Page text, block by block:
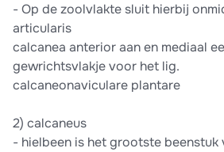
- Op de zoolvlakte sluit hierbij
articularis
calcanea anterior aan en mediaal
gewrichtsvlakje voor het lig.
calcaneonaviculare plantare
2) calcaneus
- hielbeen is het grootste